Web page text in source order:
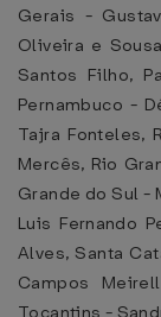
Gerais -
Oliveira e
Santos Filho,
Pernambuco -
Tajra Fonteles,
Mercês, Rio
Grande do Sul -
Luis Fernando
Alves, Santa
Campos
Tocantins -